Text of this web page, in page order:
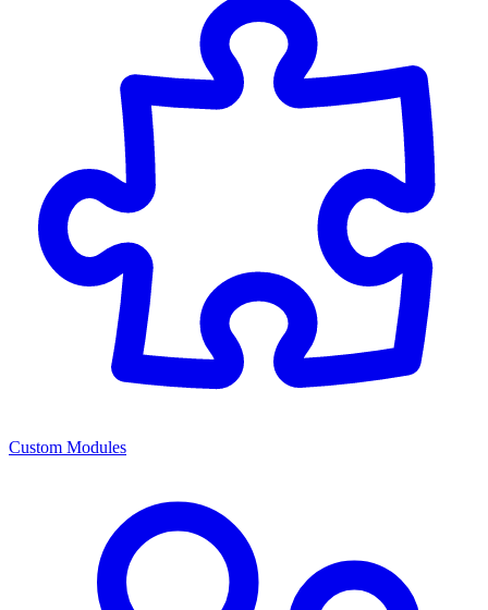
Custom Modules